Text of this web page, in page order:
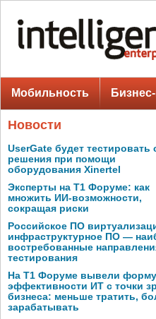
Мобильность
Новости
UserGate будет тестировать
решения при помощи
оборудования Xinertel
Эксперты на Т1 Форуме: как
множить ИИ-возможности,
сокращая риски
Российское ПО
инфраструктурное ПО —
востребованные
тестирования
На Т1 Форуме вывели
эффективности ИТ с точки
бизнеса: меньше тратить,
зарабатывать